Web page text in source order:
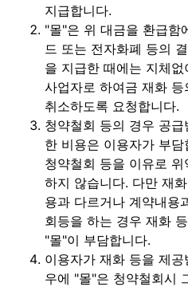
지급합니다.
"몰"은 위 대금을 환급함
드 또는 전자화폐 등의
을 지급한 때에는 지체
사업자로 하여금 재화
취소하도록 요청합니다.
청약철회 등의 경우 공
한 비용은 이용자가 부
청약철회 등을 이유로
하지 않습니다. 다만 재
용과 다르거나 계약내용
회등을 하는 경우 재화
"몰"이 부담합니다.
이용자가 재화 등을 제
우에 "몰"은 청약철회시